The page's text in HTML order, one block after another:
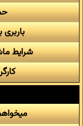
شرایط